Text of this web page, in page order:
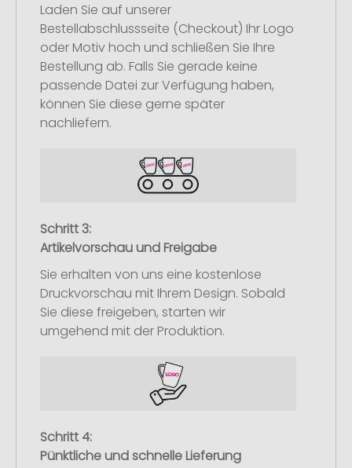
Laden Sie auf unserer
Bestellabschlussseite (Checkout) Ihr Logo
oder Motiv hoch und schließen Sie Ihre
Bestellung ab. Falls Sie gerade keine
passende Datei zur Verfügung haben,
können Sie diese gerne später
nachliefern.
Schritt 3:
Artikelvorschau und Freigabe
Sie erhalten von uns eine kostenlose
Druckvorschau mit Ihrem Design. Sobald
Sie diese freigeben, starten wir
umgehend mit der Produktion.
Schritt 4:
Pünktliche und schnelle Lieferung